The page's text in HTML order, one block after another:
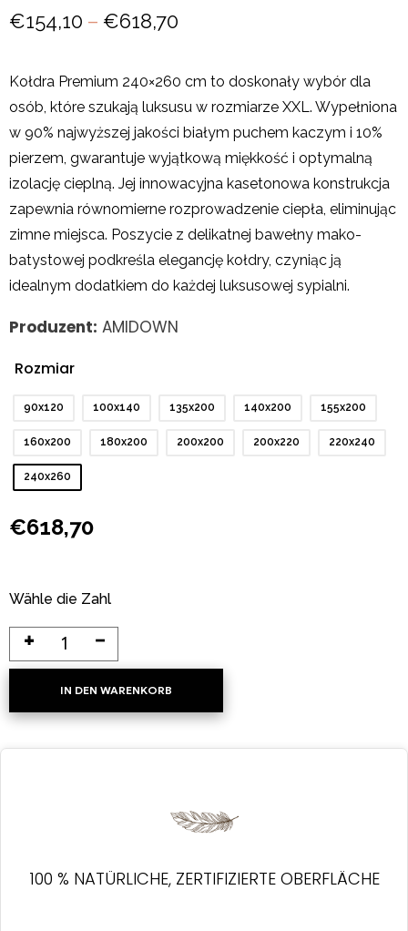
€154,10 – €618,70
Kołdra Premium 240×260 cm to doskonały wybór dla
osób, które szukają luksusu w rozmiarze XXL. Wypełniona
w 90% najwyższej jakości białym puchem kaczym i 10%
pierzem, gwarantuje wyjątkową miękkość i optymalną
izolację cieplną. Jej innowacyjna kasetonowa konstrukcja
zapewnia równomierne rozprowadzenie ciepła, eliminując
zimne miejsca. Poszycie z delikatnej bawełny mako-
batystowej podkreśla elegancję kołdry, czyniąc ją
idealnym dodatkiem do każdej luksusowej sypialni.
Produzent: AMIDOWN
Rozmiar
90x120 100x140 135x200 140x200 155x200
160x200 180x200 200x200 200x220 220x240
240x260
€618,70
Wähle die Zahl
IN DEN WARENKORB
100 % NATÜRLICHE, ZERTIFIZIERTE OBERFLÄCHE